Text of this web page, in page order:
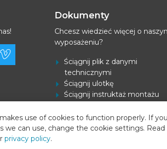
Bekijk ons op Vimeo
Dokumenty
Chcesz wiedzieć więcej o
wyposażeniu?
Ściągnij plik z danymi
technicznymi
Ściągnij ulotkę
Ściągnij instruktaż montażu
use of cookies to function properly. If
we can use, change the cookie settings.
privacy policy.